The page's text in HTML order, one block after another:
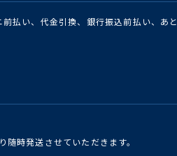
払い、代金引換、銀行振込前払い、あと
時発送させていただきます。